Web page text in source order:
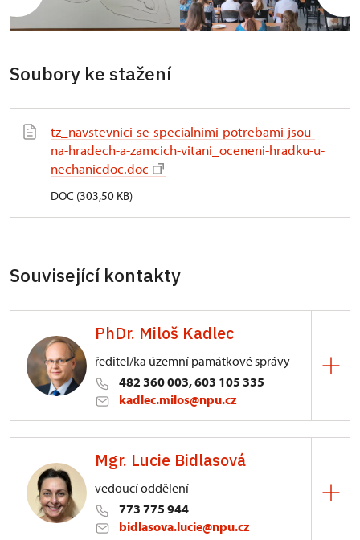
Soubory ke stažení
tz_navstevnici-se-specialnimi-potrebami-jsou-
na-hradech-a-zamcich-vitani_oceneni-hradku-u-
nechanicdoc.doc
DOC (303,50 KB)
Související kontakty
PhDr. Miloš Kadlec
ředitel/ka územní památkové správy
482 360 003, 603 105 335
kadlec.milos@npu.cz
3/, Sychrov 3
Mgr. Lucie Bidlasová
vedoucí oddělení
773 775 944
bidlasova.lucie@npu.cz